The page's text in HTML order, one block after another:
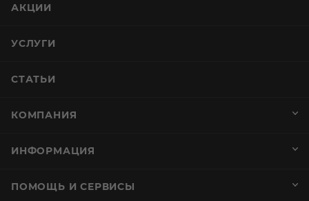
АКЦИИ
УСЛУГИ
СТАТЬИ
КОМПАНИЯ
ИНФОРМАЦИЯ
ПОМОЩЬ И СЕРВИСЫ